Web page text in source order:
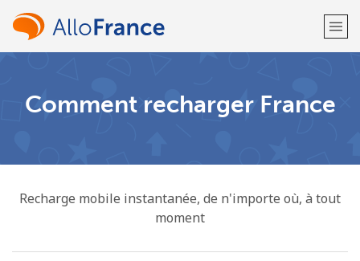
Comment recharger France
Recharge mobile instantanée, de n'importe où, à tout
moment